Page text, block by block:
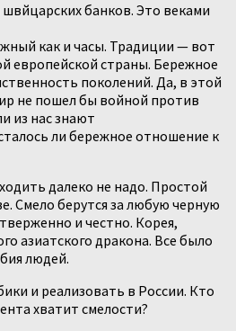
банков. Это веками
как и часы. Традиции — вот
европейской страны. Бережное
поколений. Да, в этой
не пошел бы войной против
из нас знают
ли бережное отношение к
далеко не надо. Простой
Смело берутся за любую черную
и честно. Корея,
азиатского дракона. Все было
людей.
и реализовать в России. Кто
хватит смелости?